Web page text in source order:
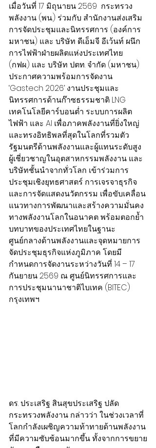
เมื่อวันที่ 17 มิถุนายน 2569  กระทรวง
พลังงาน (พน.) ร่วมกับ สำนักงานส่งเสริม
การจัดประชุมและนิทรรศการ (องค์การ
มหาชน) และ บริษัท ดีเอ็มจี อีเว้นท์ ผนึก
การไฟฟ้าฝ่ายผลิตแห่งประเทศไทย
(กฟผ.) และ บริษัท ปตท. จำกัด (มหาชน)
ประกาศความพร้อมการจัดงาน
‘Gastech 2026’ งานประชุมและ
นิทรรศการด้านก๊าซธรรมชาติ LNG
เทคโนโลยีคาร์บอนต่ำ ระบบการผลิต
ไฟฟ้า และ AI เพื่อภาคพลังงานที่ยิ่งใหญ่
และทรงอิทธิพลที่สุดในโลกที่รวมตัว
รัฐมนตรีด้านพลังงานและผู้แทนระดับสูง
ผู้เชี่ยวชาญในอุตสาหกรรมพลังงาน และ
บริษัทชั้นนำจากทั่วโลก เข้าร่วมการ
ประชุมเชิงยุทธศาสตร์ การเจรจาธุรกิจ
และการจัดแสดงนวัตกรรม เพื่อขับเคลื่อน
แนวทางการพัฒนาและสร้างความมั่นคง
ทางพลังงานโลกในอนาคต พร้อมตอกย้ำ
บทบาทของประเทศไทยในฐานะ
ศูนย์กลางด้านพลังงานและจุดหมายการ
จัดประชุมธุรกิจแห่งภูมิภาค โดยมี
กำหนดการจัดงานระหว่างวันที่ 14 – 17
กันยายน 2569 ณ ศูนย์นิทรรศการและ
การประชุมนานาชาติไบเทค (BITEC)
กรุงเทพฯ
ดร. ประเสริฐ สินสุขประเสริฐ ปลัด
กระทรวงพลังงาน กล่าวว่า ในช่วงเวลาที่
โลกกำลังเผชิญความท้าทายด้านพลังงาน
ที่มีความซับซ้อนมากขึ้น ทั้งจากการขยาย